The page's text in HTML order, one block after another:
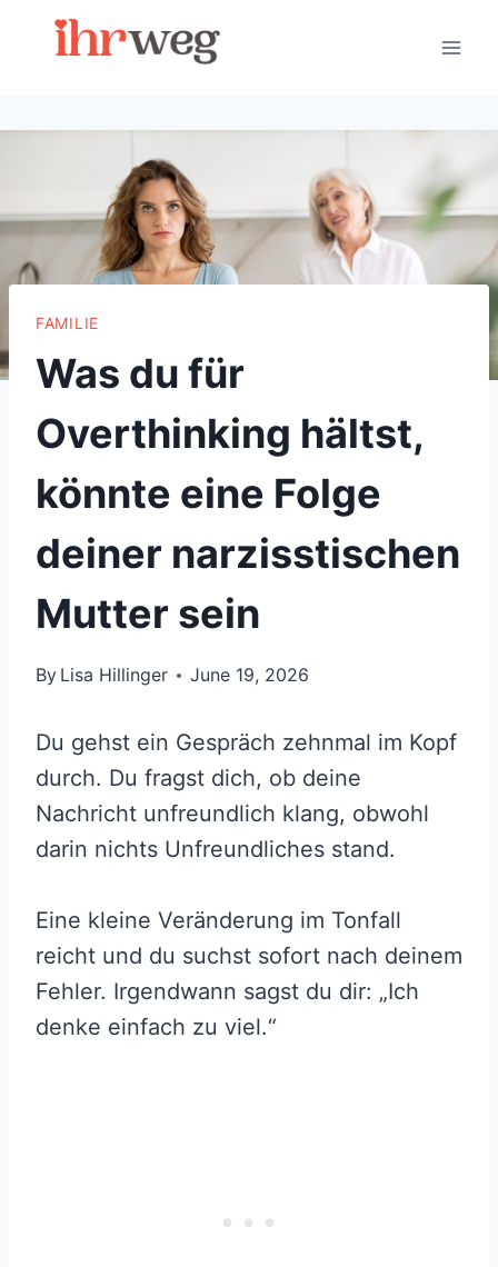
FAMILIE
Was du für
Overthinking hältst,
könnte eine Folge
deiner narzisstischen
Mutter sein
By Lisa Hillinger June 19, 2026
Du gehst ein Gespräch zehnmal im Kopf
durch. Du fragst dich, ob deine
Nachricht unfreundlich klang, obwohl
darin nichts Unfreundliches stand.
Eine kleine Veränderung im Tonfall
reicht und du suchst sofort nach deinem
Fehler. Irgendwann sagst du dir: „Ich
denke einfach zu viel.“